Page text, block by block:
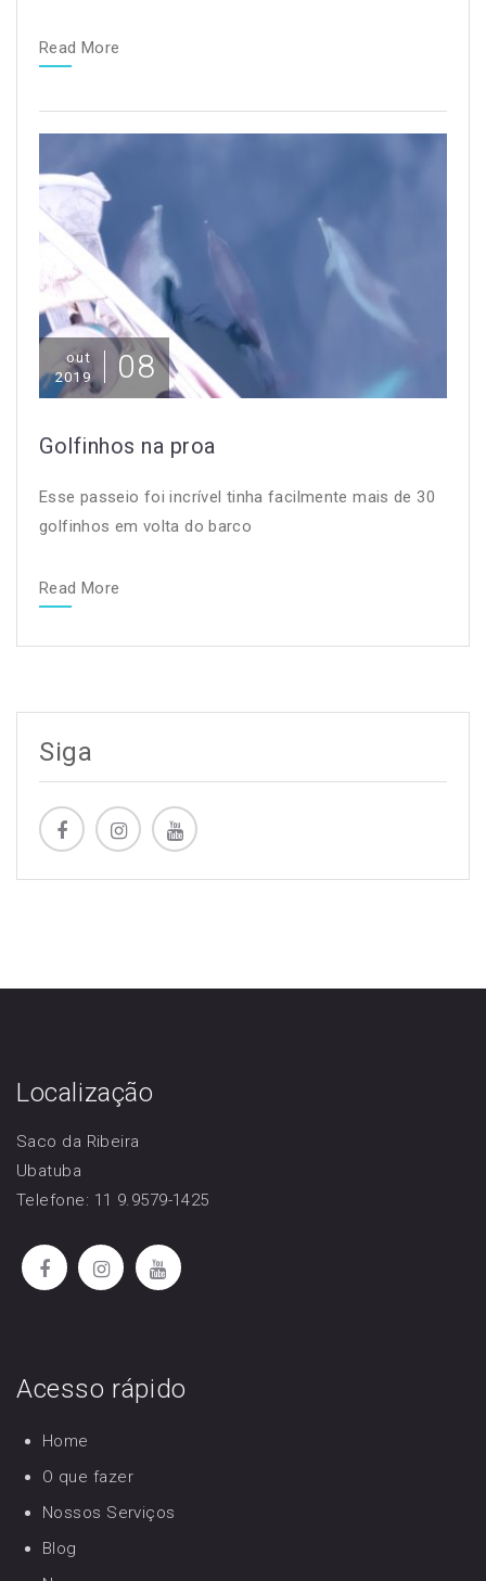
Read More
out
2019
08
Golfinhos na proa
Esse passeio foi incrível tinha facilmente mais de 30
golfinhos em volta do barco
Read More
Siga
Localização
Saco da Ribeira
Ubatuba
Telefone: 11 9.9579-1425
Acesso rápido
Home
O que fazer
Nossos Serviços
Blog